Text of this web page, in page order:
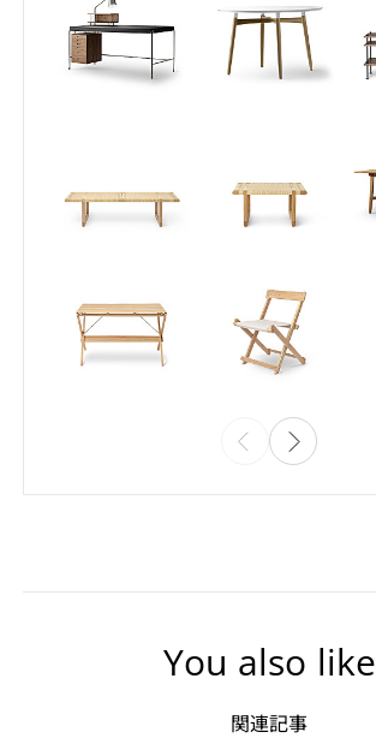
You also like
関連記事